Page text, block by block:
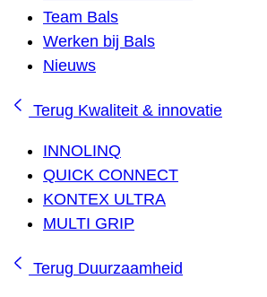
Team Bals
Werken bij Bals
Nieuws
Terug Kwaliteit & innovatie
INNOLINQ
QUICK CONNECT
KONTEX ULTRA
MULTI GRIP
Terug Duurzaamheid